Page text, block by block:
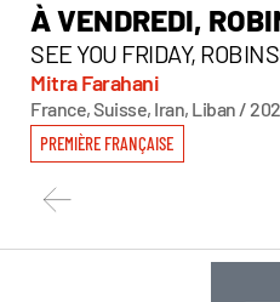
À VENDREDI,
SEE YOU FRIDAY,
Mitra Farahani
France, Suisse, Iran, Liban /
PREMIÈRE FRANÇAISE